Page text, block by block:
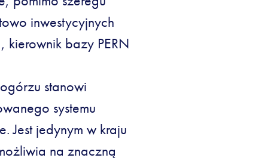
inwestycyjnych
bazy PERN
stanowi
systemu
Jest jedynym w kraju
na znaczną